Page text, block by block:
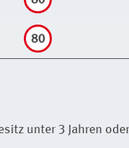
80
unter 3 Jahren